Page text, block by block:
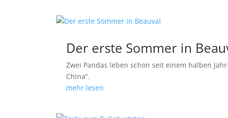
Der erste Sommer in
Zwei Pandas leben schon seit einem halben
China“.
mehr lesen